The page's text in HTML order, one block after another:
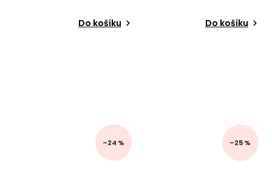
Do košíku Do košíku
–24 % –25 %